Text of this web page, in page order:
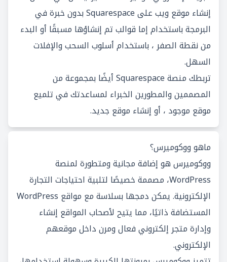
إنشاء موقع ويب على Squarespace بدون خبرة في
البرمجة باستخدام إما قوالب تم إنشاؤها مسبقًا أو البدء
من نقطة الصفر ، باستخدام أسلوب السحب والإفلات
السهل.
تربطك منصة Squarespace أيضًا بمجموعة من
المصممين والمطورين الخبراء لمساعدتك في تلميع
موقع موجود ، أو إنشاء موقع جديد.
ماهو ووكوميرس؟
ووكوميرس هو إضافة مجانية ومتطورة لمنصة
WordPress، مصممة خصيصًا لتلبية احتياجات التجارة
الإلكترونية. يمكن دمجها بسلاسة مع مواقع WordPress
المستضافة ذاتيًا، مما يتيح لأصحاب المواقع إنشاء
وإدارة متجر إلكتروني فعال ومرن داخل موقعهم
الإلكتروني.